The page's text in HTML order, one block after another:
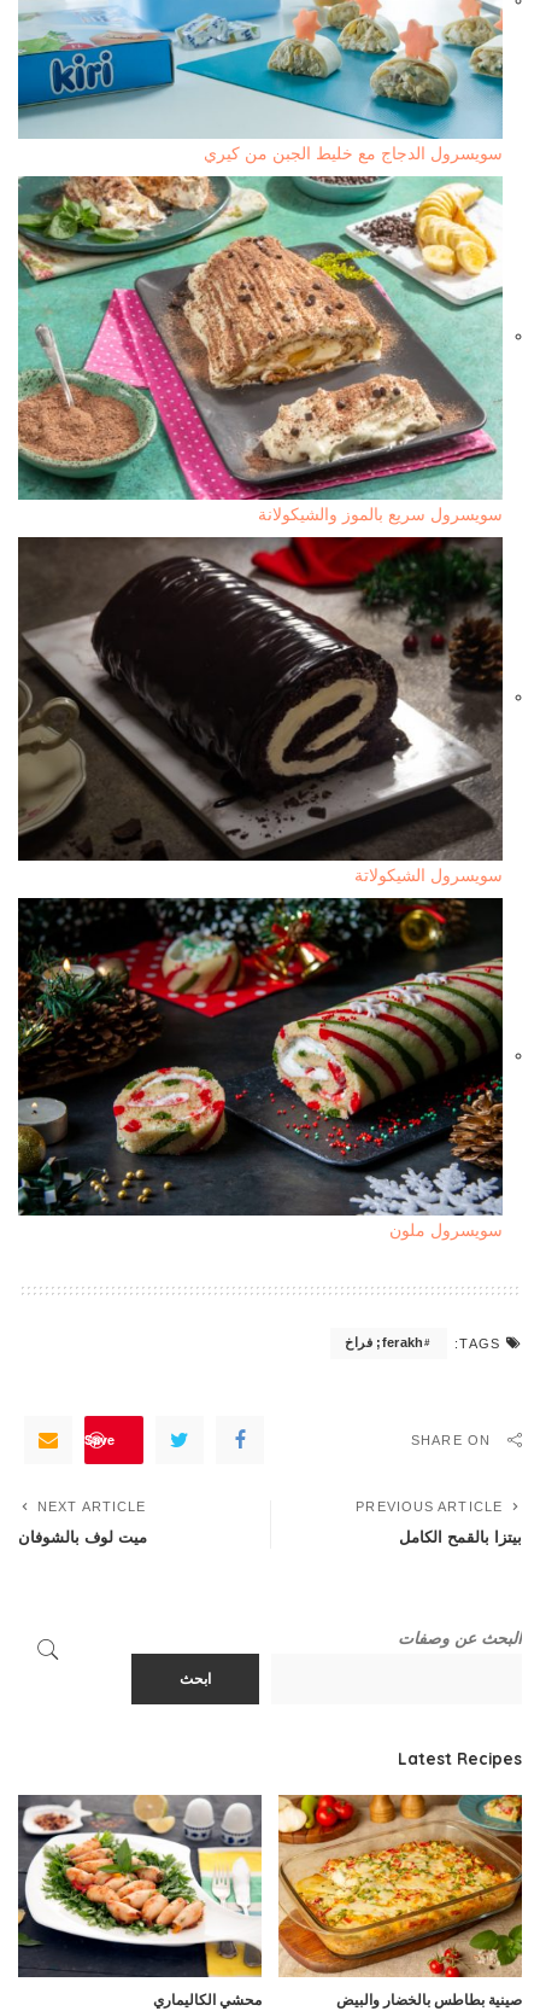
سويسرول الدجاج مع خليط الجبن من كيري
سويسرول سريع بالموز والشيكولانة
سويسرول الشيكولاتة
سويسرول ملون
TAGS: ferakh; فراخ
SHARE ON
Save
PREVIOUS ARTICLE
بيتزا بالقمح الكامل
NEXT ARTICLE
ميت لوف بالشوفان
البحث عن وصفات
ابحث
Latest Recipes
صينية بطاطس بالخضار والبيض محشي الكاليماري